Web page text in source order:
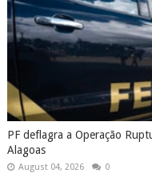
PF deflagra a Operação
Alagoas
August 04, 2026 0